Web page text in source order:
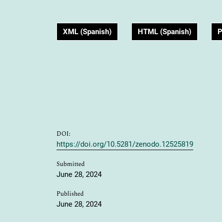
XML (Spanish) HTML (Spanish)
DOI:
https://doi.org/10.5281/zenodo.12525819
Submitted
June 28, 2024
Published
June 28, 2024